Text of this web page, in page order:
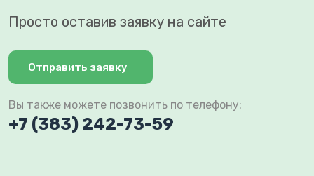
Просто оставив заявку на сайте
Отправить заявку
Вы также можете позвонить по телефону:
+7 (383) 242-73-59